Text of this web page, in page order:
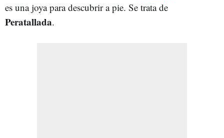
es una joya para descubrir a pie. Se trata de
Peratallada.